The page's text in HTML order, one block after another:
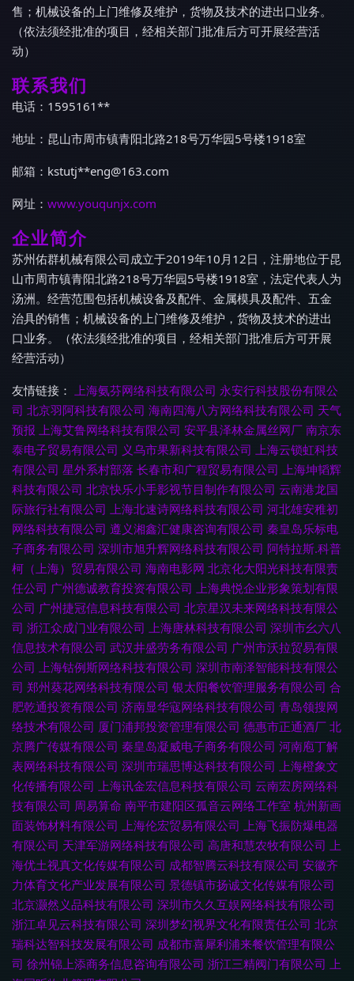
售；机械设备的上门维修及维护，货物及技术的进出口业务。
（依法须经批准的项目，经相关部门批准后方可开展经营活
动）
联系我们
电话：1595161**
地址：昆山市周市镇青阳北路218号万华园5号楼1918室
邮箱：kstutj**eng@163.com
网址： www.youqunjx.com
企业简介
苏州佑群机械有限公司成立于2019年10月12日，注册地位于昆
山市周市镇青阳北路218号万华园5号楼1918室，法定代表人为
汤洲。经营范围包括机械设备及配件、金属模具及配件、五金
治具的销售；机械设备的上门维修及维护，货物及技术的进出
口业务。（依法须经批准的项目，经相关部门批准后方可开展
经营活动）
友情链接： 上海氨芬网络科技有限公司 永安行科技股份有限公
司 北京羽阿科技有限公司 海南四海八方网络科技有限公司 天气
预报 上海艾鲁网络科技有限公司 安平县泽林金属丝网厂 南京东
泰电子贸易有限公司 义乌市果新科技有限公司 上海云锁虹科技
有限公司 星外系村部落 长春市和广程贸易有限公司 上海坤韬辉
科技有限公司 北京快乐小手影视节目制作有限公司 云南港龙国
际旅行社有限公司 上海北速诗网络科技有限公司 河北雄安稚初
网络科技有限公司 遵义湘鑫汇健康咨询有限公司 秦皇岛乐标电
子商务有限公司 深圳市旭升辉网络科技有限公司 阿特拉斯.科普
柯（上海）贸易有限公司 海南电影网 北京化大阳光科技有限责
任公司 广州德诚教育投资有限公司 上海典悦企业形象策划有限
公司 广州捷冠信息科技有限公司 北京星汉未来网络科技有限公
司 浙江众成门业有限公司 上海唐林科技有限公司 深圳市幺六八
信息技术有限公司 武汉井盛劳务有限公司 广州市沃拉贸易有限
公司 上海钴例斯网络科技有限公司 深圳市南泽智能科技有限公
司 郑州葵花网络科技有限公司 银太阳餐饮管理服务有限公司 合
肥乾通投资有限公司 济南显华寇网络科技有限公司 青岛领搜网
络技术有限公司 厦门浦邦投资管理有限公司 德惠市正通酒厂 北
京腾广传媒有限公司 秦皇岛凝威电子商务有限公司 河南庖丁解
表网络科技有限公司 深圳市瑞思博达科技有限公司 上海橙象文
化传播有限公司 上海讯金宏信息科技有限公司 云南宏房网络科
技有限公司 周易算命 南平市建阳区孤音云网络工作室 杭州新画
面装饰材料有限公司 上海伦宏贸易有限公司 上海飞振防爆电器
有限公司 天津军游网络科技有限公司 高唐和慧农牧有限公司 上
海优土视真文化传媒有限公司 成都智腾云科技有限公司 安徽齐
力体育文化产业发展有限公司 景德镇市扬诚文化传媒有限公司
北京灏然义品科技有限公司 深圳市久久互娱网络科技有限公司
浙江卓见云科技有限公司 深圳梦幻视界文化有限责任公司 北京
瑞科达智科技发展有限公司 成都市喜犀利浦来餐饮管理有限公
司 徐州锦上添商务信息咨询有限公司 浙江三精阀门有限公司 上